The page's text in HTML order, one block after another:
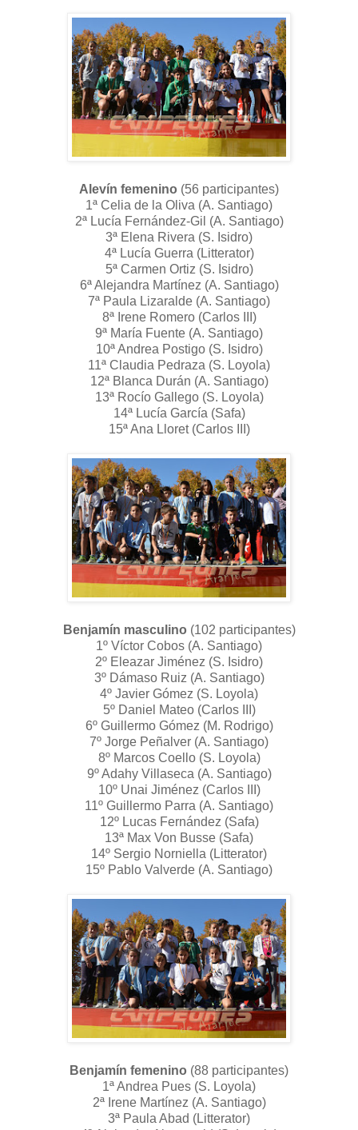
Alevín femenino (56 participantes)
1ª Celia de la Oliva (A. Santiago)
2ª Lucía Fernández-Gil (A. Santiago)
3ª Elena Rivera (S. Isidro)
4ª Lucía Guerra (Litterator)
5ª Carmen Ortiz (S. Isidro)
6ª Alejandra Martínez (A. Santiago)
7ª Paula Lizaralde (A. Santiago)
8ª Irene Romero (Carlos III)
9ª María Fuente (A. Santiago)
10ª Andrea Postigo (S. Isidro)
11ª Claudia Pedraza (S. Loyola)
12ª Blanca Durán (A. Santiago)
13ª Rocío Gallego (S. Loyola)
14ª Lucía García (Safa)
15ª Ana Lloret (Carlos III)
Benjamín masculino (102 participantes)
1º Víctor Cobos (A. Santiago)
2º Eleazar Jiménez (S. Isidro)
3º Dámaso Ruiz (A. Santiago)
4º Javier Gómez (S. Loyola)
5º Daniel Mateo (Carlos III)
6º Guillermo Gómez (M. Rodrigo)
7º Jorge Peñalver (A. Santiago)
8º Marcos Coello (S. Loyola)
9º Adahy Villaseca (A. Santiago)
10º Unai Jiménez (Carlos III)
11º Guillermo Parra (A. Santiago)
12º Lucas Fernández (Safa)
13ª Max Von Busse (Safa)
14º Sergio Norniella (Litterator)
15º Pablo Valverde (A. Santiago)
Benjamín femenino (88 participantes)
1ª Andrea Pues (S. Loyola)
2ª Irene Martínez (A. Santiago)
3ª Paula Abad (Litterator)